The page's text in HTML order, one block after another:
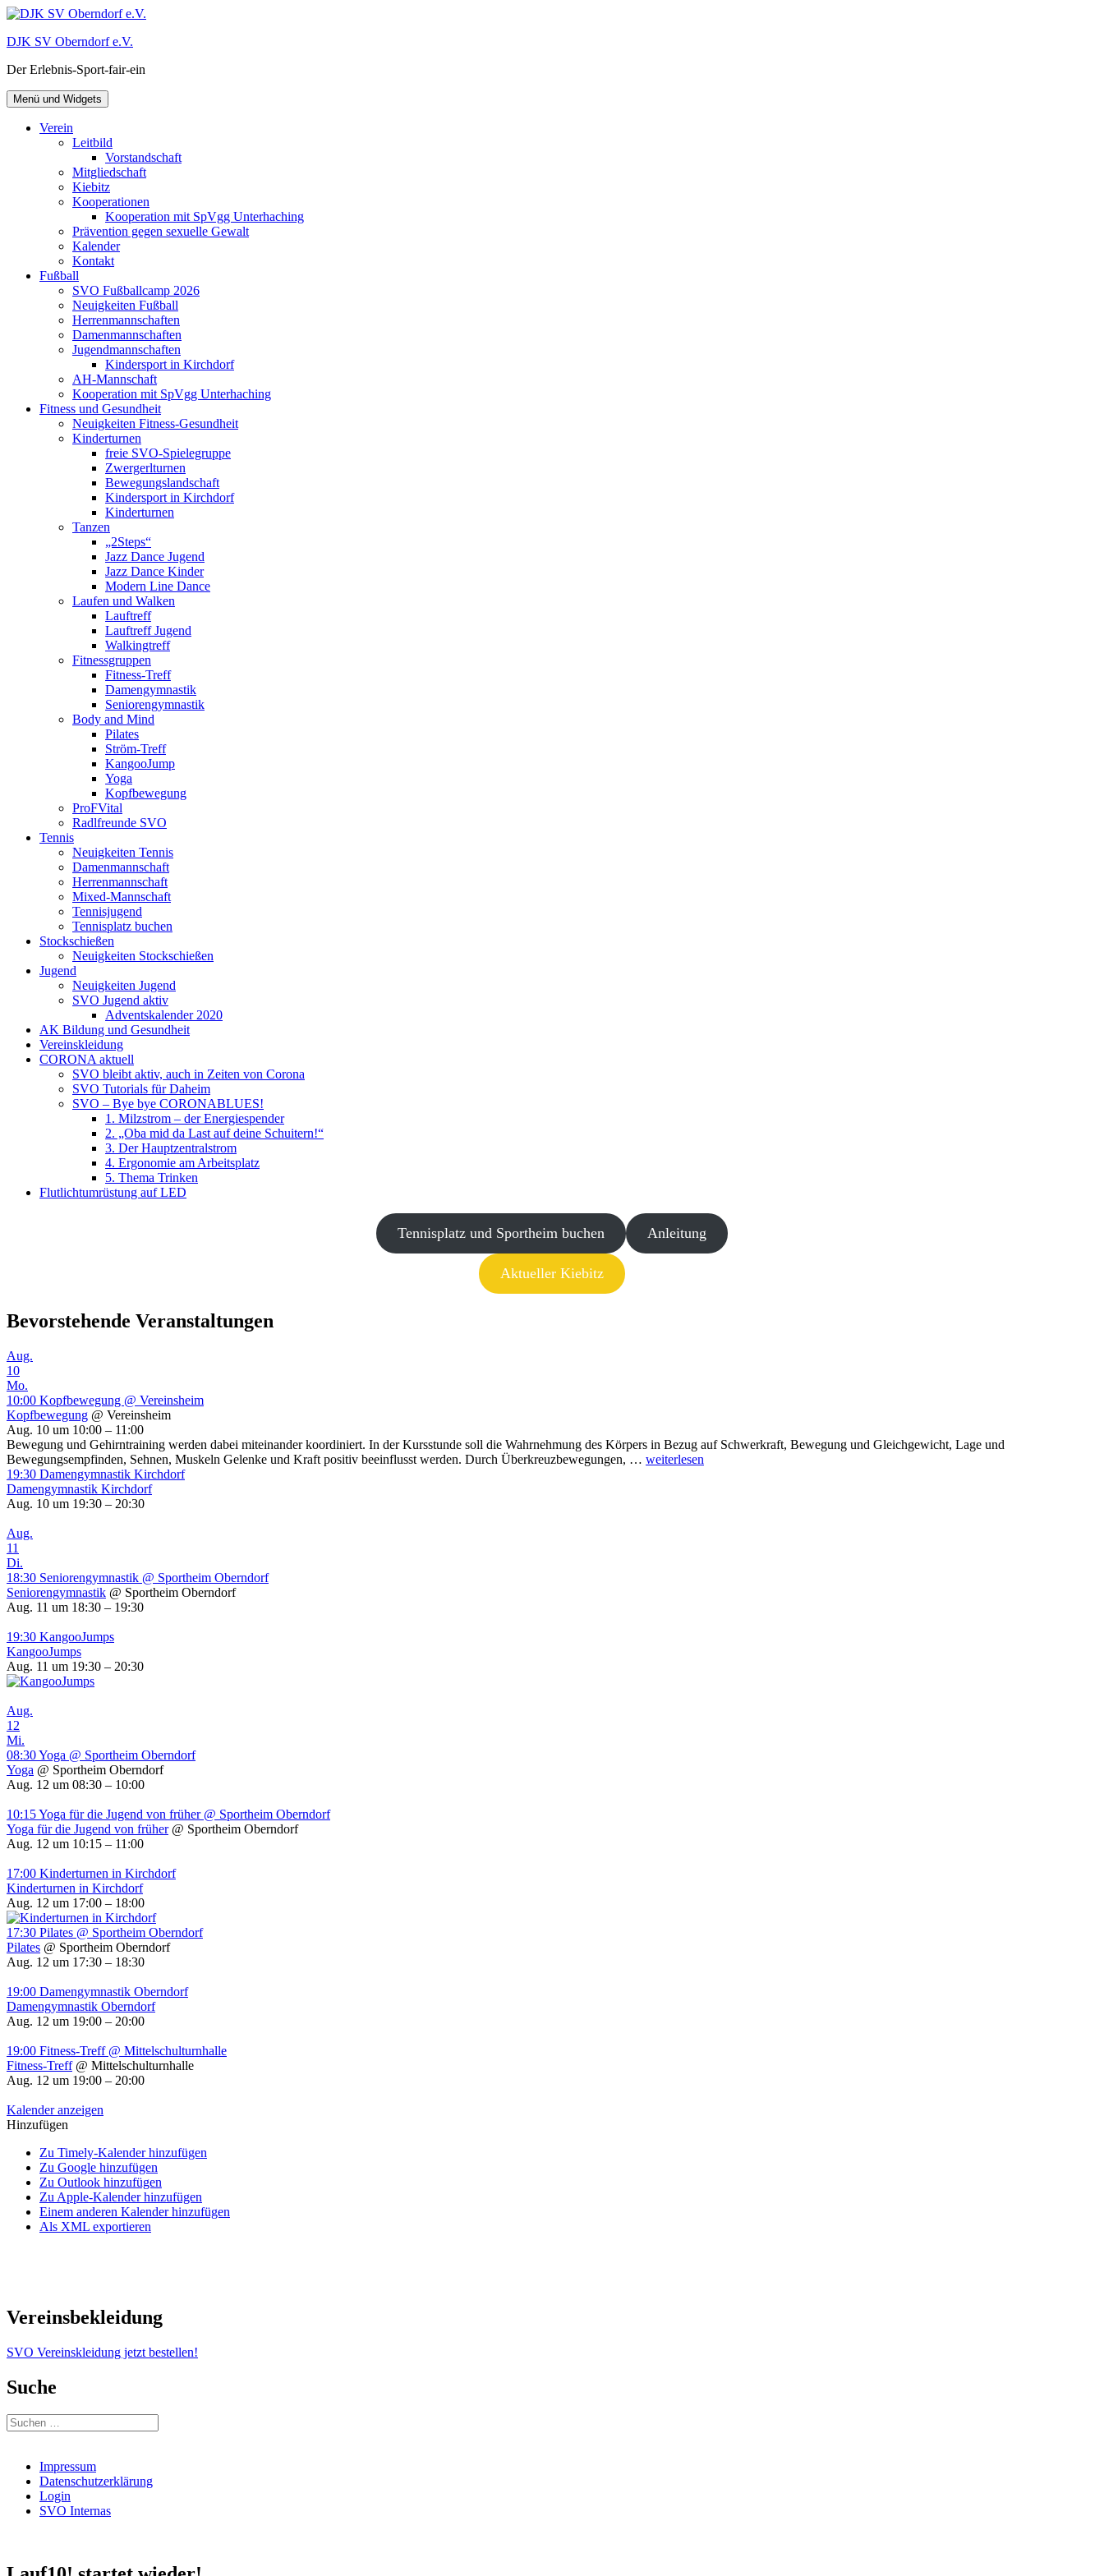
Zum
springen
DJK SV Oberndorf e.V.
Der Erlebnis-Sport-fair-ein
Menü und Widgets
Verein
Leitbild
Vorstandschaft
Mitgliedschaft
Kiebitz
Kooperationen
Kooperation mit SpVgg Unterhaching
Prävention gegen sexuelle Gewalt
Kalender
Kontakt
Fußball
SVO Fußballcamp 2026
Neuigkeiten Fußball
Herrenmannschaften
Damenmannschaften
Jugendmannschaften
Kindersport in Kirchdorf
AH-Mannschaft
Kooperation mit SpVgg Unterhaching
Fitness und Gesundheit
Neuigkeiten Fitness-Gesundheit
Kinderturnen
freie SVO-Spielegruppe
Zwergerlturnen
Bewegungslandschaft
Kindersport in Kirchdorf
Kinderturnen
Tanzen
„2Steps“
Jazz Dance Jugend
Jazz Dance Kinder
Modern Line Dance
Laufen und Walken
Lauftreff
Lauftreff Jugend
Walkingtreff
Fitnessgruppen
Fitness-Treff
Damengymnastik
Seniorengymnastik
Body and Mind
Pilates
Ström-Treff
KangooJump
Yoga
Kopfbewegung
ProFVital
Radlfreunde SVO
Tennis
Neuigkeiten Tennis
Damenmannschaft
Herrenmannschaft
Mixed-Mannschaft
Tennisjugend
Tennisplatz buchen
Stockschießen
Neuigkeiten Stockschießen
Jugend
Neuigkeiten Jugend
SVO Jugend aktiv
Adventskalender 2020
AK Bildung und Gesundheit
Vereinskleidung
CORONA aktuell
SVO bleibt aktiv, auch in Zeiten von Corona
SVO Tutorials für Daheim
SVO – Bye bye CORONABLUES!
1. Milzstrom – der Energiespender
2. „Oba mid da Last auf deine Schuitern!“
3. Der Hauptzentralstrom
4. Ergonomie am Arbeitsplatz
5. Thema Trinken
Flutlichtumrüstung auf LED
Tennisplatz und Sportheim buchen Anleitung
Aktueller Kiebitz
Bevorstehende Veranstaltungen
Aug.
10
Mo.
10:00 Kopfbewegung @ Vereinsheim
Kopfbewegung @ Vereinsheim
Aug. 10 um 10:00 – 11:00
Bewegung und Gehirntraining werden dabei miteinander koordiniert. In der Kursstunde soll die Wahrnehmung des Körpers in Bezug auf Schwerkraft, Bewegung und Gleichgewicht, Lage und
Bewegungsempfinden, Sehnen, Muskeln Gelenke und Kraft positiv beeinflusst werden. Durch Überkreuzbewegungen, … Kopfbewegung
weiterlesen
19:30 Damengymnastik Kirchdorf
Damengymnastik Kirchdorf
Aug. 10 um 19:30 – 20:30
Aug.
11
Di.
18:30 Seniorengymnastik @ Sportheim Oberndorf
Seniorengymnastik @ Sportheim Oberndorf
Aug. 11 um 18:30 – 19:30
19:30 KangooJumps
KangooJumps
Aug. 11 um 19:30 – 20:30
Aug.
12
Mi.
08:30Yoga @ Sportheim Oberndorf
Yoga @ Sportheim Oberndorf
Aug. 12 um 08:30 – 10:00
10:15Yoga für die Jugend von früher @ Sportheim Oberndorf
Yoga für die Jugend von früher @ Sportheim Oberndorf
Aug. 12 um 10:15 – 11:00
17:00 Kinderturnen in Kirchdorf
Kinderturnen in Kirchdorf
Aug. 12 um 17:00 – 18:00
17:30 Pilates @ Sportheim Oberndorf
Pilates @ Sportheim Oberndorf
Aug. 12 um 17:30 – 18:30
19:00 Damengymnastik Oberndorf
Damengymnastik Oberndorf
Aug. 12 um 19:00 – 20:00
19:00 Fitness-Treff @ Mittelschulturnhalle
Fitness-Treff @ Mittelschulturnhalle
Aug. 12 um 19:00 – 20:00
Kalender anzeigen
Hinzufügen
Zu Timely-Kalender hinzufügen
Zu Google hinzufügen
Zu Outlook hinzufügen
Zu Apple-Kalender hinzufügen
Einem anderen Kalender hinzufügen
Als XML exportieren
Vereinsbekleidung
SVO Vereinskleidung jetzt bestellen!
Suche
Suchen
nach:
Impressum
Datenschutzerklärung
Login
SVO Internas